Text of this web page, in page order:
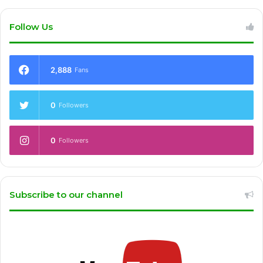
Follow Us
2,888 Fans
0 Followers
0 Followers
Subscribe to our channel